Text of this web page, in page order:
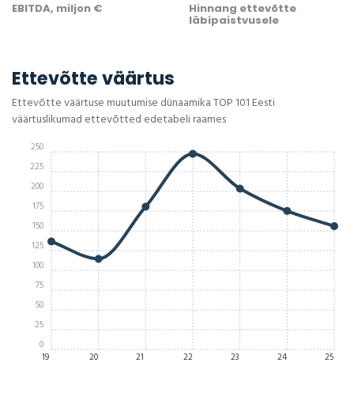
EBITDA, miljon € Hinnang ettevõtte
läbipaistvusele
Ettevõtte väärtus
Ettevõtte väärtuse muutumise dünaamika TOP 101 Eesti
väärtuslikumad ettevõtted edetabeli raames
19 20 21 22 23 24 25
0
25
50
75
100
125
150
175
200
225
250